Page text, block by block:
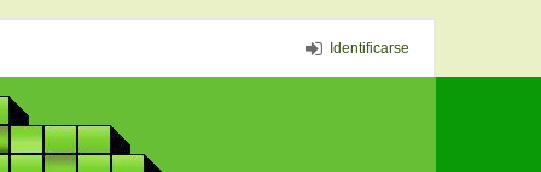
Identificarse